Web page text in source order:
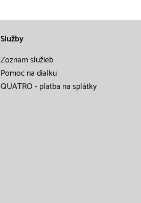
Služby
Zoznam služieb
Pomoc na dialku
QUATRO - platba na splátky